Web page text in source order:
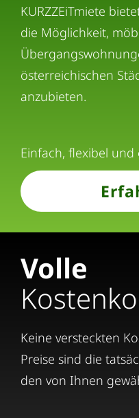
KURZZEiTmiete
die Möglichkeit,
österreichischen
anzubieten.
Einfach, flexibel
Volle
Keine versteckten
Preise sind die
den von Ihnen